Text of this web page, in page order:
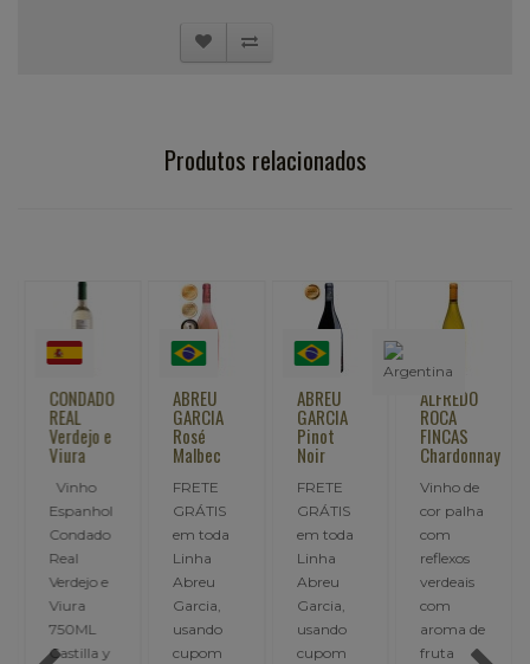
Produtos relacionados
CONDADO
REAL
Verdejo e
Viura
Vinho
Espanhol
Condado
Real
Verdejo e
Viura
750ML
Castilla y
ABREU
GARCIA
Rosé
Malbec
FRETE
GRÁTIS
em toda
Linha
Abreu
Garcia,
usando
cupom
ABREU
GARCIA
Pinot
Noir
FRETE
GRÁTIS
em toda
Linha
Abreu
Garcia,
usando
cupom
ALFREDO
ROCA
FINCAS
Chardonnay
Vinho de
cor palha
com
reflexos
verdeais
com
aroma de
fruta